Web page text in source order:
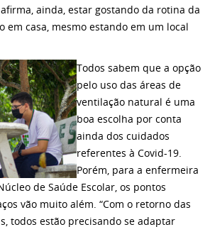
ainda, estar gostando da rotina da
em casa, mesmo estando em um local
Todos sabem que a opção
pelo uso das áreas de
ventilação natural é uma
boa escolha por conta
ainda dos cuidados
referentes à Covid-19.
Porém, para a enfermeira
de Saúde Escolar, os pontos
vão muito além. “Com o retorno das
todos estão precisando se adaptar